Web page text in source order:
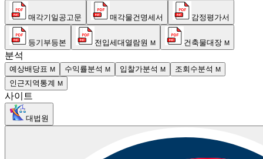
매각기일공고문 매각물건명세서 감정평가서
등기부등본 전입세대열람원 M 건축물대장 M
분석
예상배당표 M 수익률분석 M 입찰가분석 M 조회수분석 M
인근지역통계 M
사이트
대법원